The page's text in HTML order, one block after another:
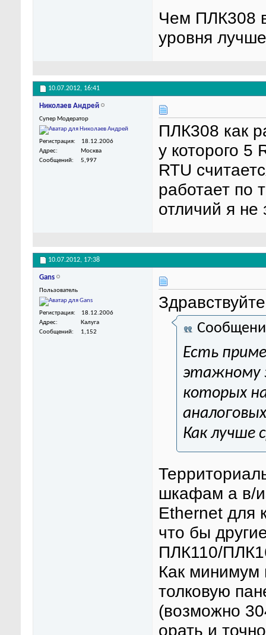
Чем ПЛК308
уровня
10.07.2012, 16:41
Николаев Андрей
Супер Модератор
Регистрация
18.12.2006
Адрес
Москва
Сообщений
5,997
ПЛК308 как
у которого 5
RTU
работает по
отличий я не
10.07.2012, 17:38
Gans
Пользователь
Регистрация
18.12.2006
Адрес
Калуга
Сообщений
1,152
Есть
этажному
которых
Как лучше
шкафам а в/
Ethernet для
что бы
ПЛК110/
Как минимум
толковую
(возможно
орать и